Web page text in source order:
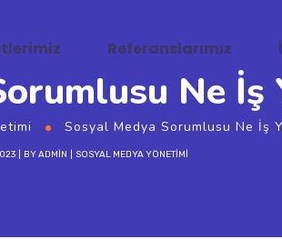
Referanslarımız
Ne İş
Sosyal Medya Sorumlusu Ne İş
BYADMIN SOSYAL MEDYA YÖNETIMI